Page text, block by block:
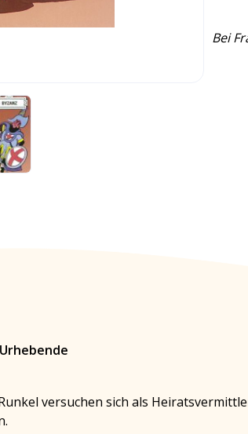
Bei
Urhebende
versuchen sich als